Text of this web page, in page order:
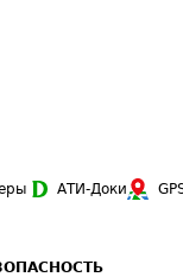
АТИ-Доки